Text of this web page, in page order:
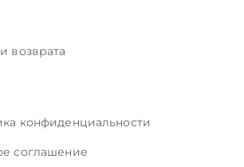
возврата
конфиденциальности
соглашение